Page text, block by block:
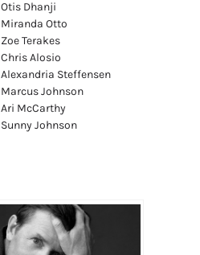
Otis Dhanji
Miranda Otto
Zoe Terakes
Chris Alosio
Alexandria Steffensen
Marcus Johnson
Ari McCarthy
Sunny Johnson